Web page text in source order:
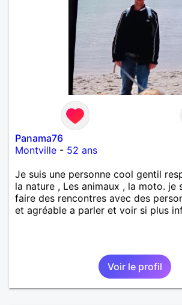
Panama76
Montville - 52 ans
Je suis une personne cool gentil
la nature , Les animaux , la moto. je
faire des rencontres avec des
et agréable a parler et voir si plus
Voir le profil